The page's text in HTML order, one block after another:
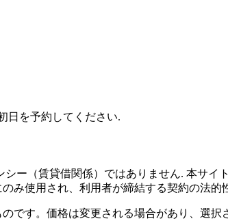
日を予約してください.
ー（賃貸借関係）ではありません. 本サイ
み使用され、利用者が締結する契約の法的
です。価格は変更される場合があり、選